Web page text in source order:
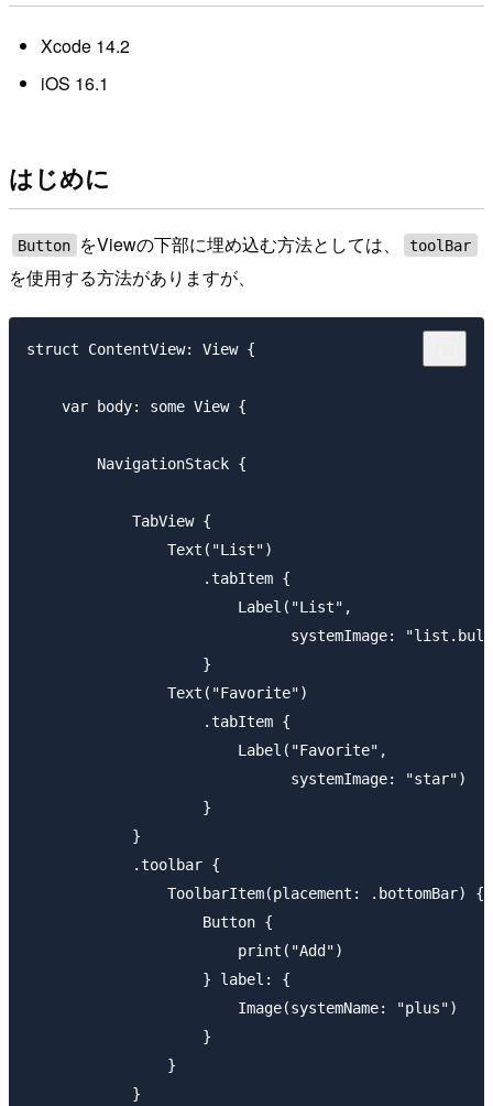
Xcode 14.2
iOS 16.1
はじめに
Button をViewの下部に埋め込む方法としては、 toolBar
を使用する方法がありますが、
struct ContentView: View {
    var body: some View {
        NavigationStack {
            TabView {
                Text("List")
                    .tabItem {
                        Label("List",
systemImage:
                    }
                Text("Favorite")
                    .tabItem {
                        Label("Favorite",
                              systemImage: "star")
                    }
            }
            .toolbar {
                ToolbarItem(placement: .bottomBar) {
                    Button {
                        print("Add")
                    } label: {
                        Image(systemName: "plus")
                    }
                }
            }